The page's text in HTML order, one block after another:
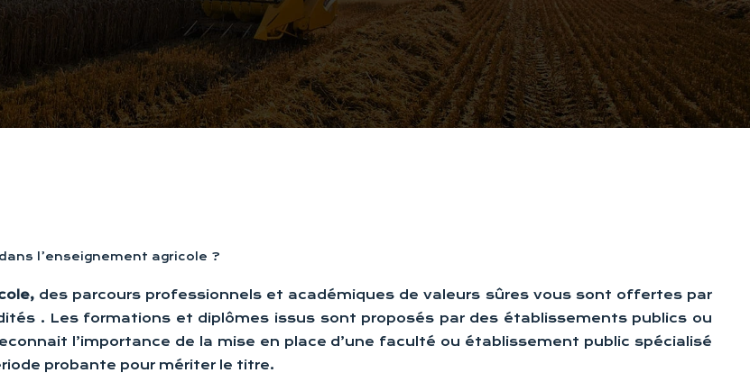
l’enseignement agricole ?
des parcours professionnels et académiques de valeurs sûres vous sont offertes par
. Les formations et diplômes issus sont proposés par des établissements publics ou
l’importance de la mise en place d’une faculté ou établissement public spécialisé
probante pour mériter le titre.